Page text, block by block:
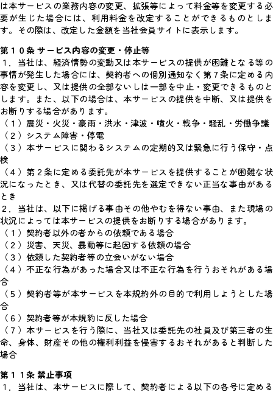
は本サービスの業務内容の変更、拡張等によって料金等を変更する必
要が生じた場合には、利用料金を改定することができるものとしま
す。その際は、改定した金額を当社会員サイトに表示します。
第１０条 サービス内容の変更・停止等
１．当社は、経済情勢の変動又は本サービスの提供が困難となる等の
事情が発生した場合には、契約者への個別通知なく第７条に定める内
容を変更し、又は提供の全部ないしは一部を中止・変更できるものと
します。また、以下の場合は、本サービスの提供を中断、又は提供を
お断りする場合があります。
（１）震災・火災・豪雨・洪水・津波・噴火・戦争・騒乱・労働争議
（２）システム障害・停電
（３）本サービスに関わるシステムの定期的又は緊急に行う保守・点
検
（４）第２条に定める委託先が本サービスを提供することが困難な状
況になったとき、又は代替の委託先を選定できない正当な事由がある
とき
２．当社は、以下に掲げる事由その他やむを得ない事由、また現場の
状況によっては本サービスの提供をお断りする場合があります。
（１）契約者以外の者からの依頼である場合
（２）災害、天災、暴動等に起因する依頼の場合
（３）依頼した契約者等の立会いがない場合
（４）不正な行為があった場合又は不正な行為を行うおそれがある場
合
（５）契約者等が本サービスを本規約外の目的で利用しようとした場
合
（６）契約者等が本規約に反した場合
（７）本サービスを行う際に、当社又は委託先の社員及び第三者の生
命、身体、財産その他の権利利益を侵害するおそれがあると判断した
場合
第１１条 禁止事項
１．当社は、本サービスに際して、契約者による以下の各号に定める